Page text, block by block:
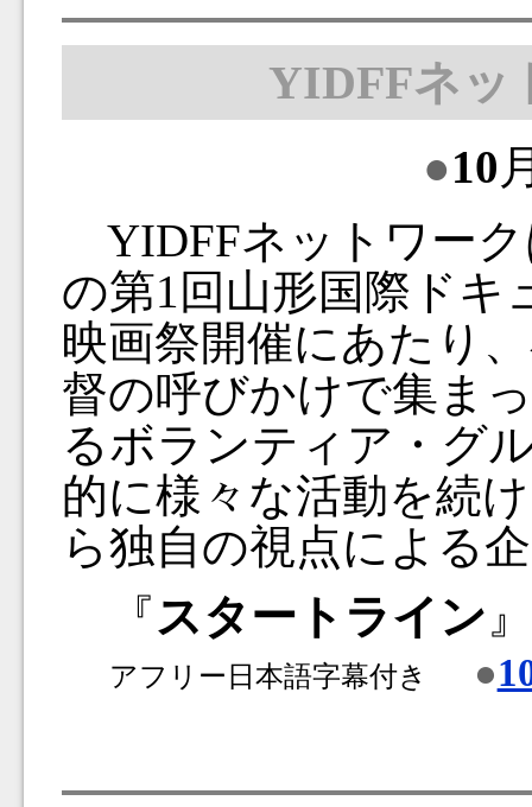
YIDFFネッ
●10
YIDFFネットワーク
の第1回山形国際ドキ
映画祭開催にあたり
督の呼びかけで集ま
るボランティア・グ
的に様々な活動を続
ら独自の視点による
『スタートライン 』
アフリー日本語字幕付き ●